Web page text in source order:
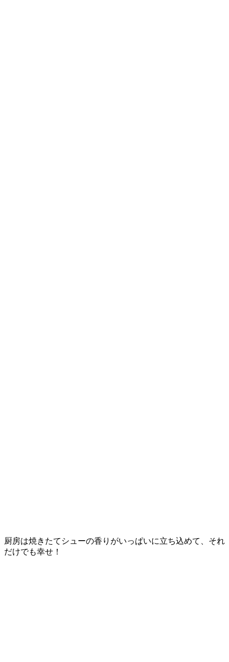
厨房は焼きたてシューの香りがいっぱいに立ち込めて、それ
だけでも幸せ！